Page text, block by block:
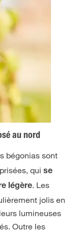
au nord
bégonias sont
qui se
légère. Les
jolis en
lumineuses
Outre les